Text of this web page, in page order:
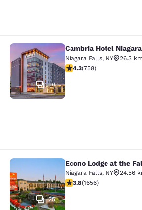
Cambria Hotel Niagara
56
Cambria Hotel
Niagara Falls, NY
26.3 km
calificación de 4.26
4.3(758)
Econo Lodge at the
25
Econo Lodge at the
Niagara Falls, NY
24.56
calificación de 3.77
3.8(1656)